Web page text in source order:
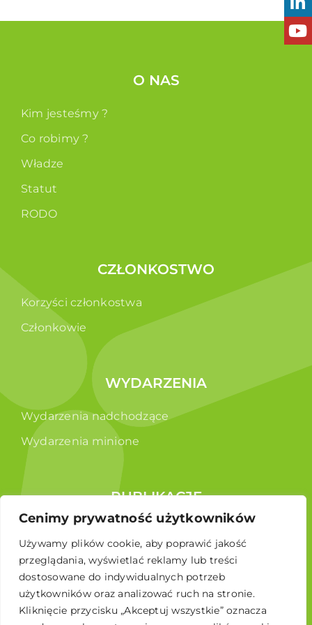
Cenimy prywatność użytkowników
Używamy plików cookie, aby poprawić jakość
przeglądania, wyświetlać reklamy lub treści
dostosowane do indywidualnych potrzeb
użytkowników oraz analizować ruch na stronie.
Kliknięcie przycisku „Akceptuj wszystkie” oznacza
O NAS
Kim jesteśmy ?
Co robimy ?
Władze
Statut
RODO
CZŁONKOSTWO
Korzyści członkostwa
Członkowie
WYDARZENIA
Wydarzenia nadchodzące
Wydarzenia minione
PUBLIKACJE
Raporty
Broszura edukacyjna